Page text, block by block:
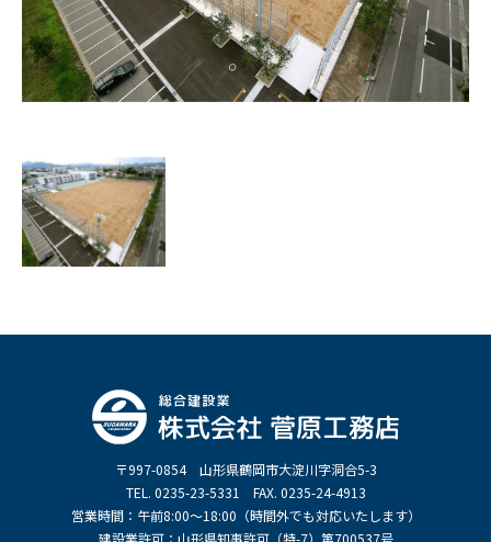
〒997-0854 山形県鶴岡市大淀川字洞合5-3
TEL. 0235-23-5331 FAX. 0235-24-4913
営業時間：午前8:00～18:00（時間外でも対応いたします）
建設業許可：山形県知事許可（特-7）第700537号